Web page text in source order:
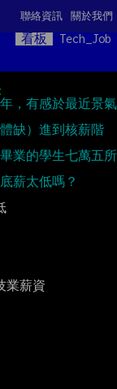
關於我們
聯絡資訊
看板
Tech_Job
，有感於最近景氣
缺）進到核薪階
業的學生七萬五所
業薪資